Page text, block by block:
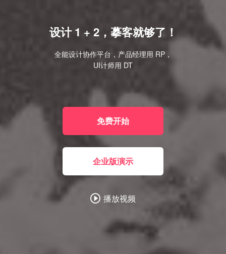
设计 1 + 2，摹客就够了！
全能设计协作平台，产品经理用 RP，
UI计师用 DT
免费开始
企业版演示
播放视频